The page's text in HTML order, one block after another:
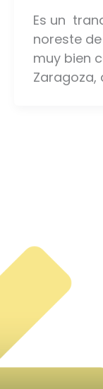
Es un
noreste
muy bien
Zaragoza,